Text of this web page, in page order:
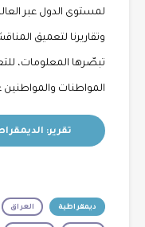
لمستوى الدول عبر العالم
وتقاريرنا لتعميق
تبصّرها المعلومات،
المواطنات
تقرير:
ديمقراطية العراق